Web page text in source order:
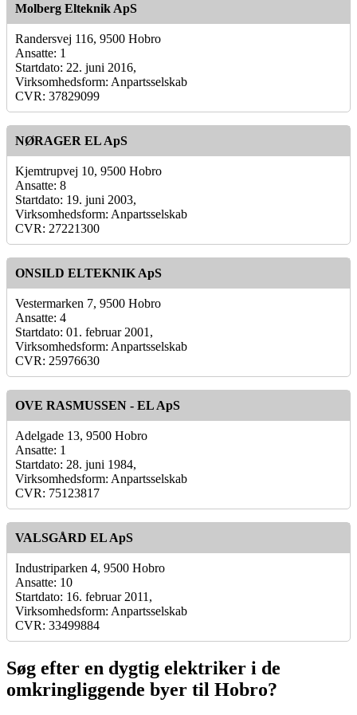
Molberg Elteknik ApS
Randersvej 116, 9500 Hobro
Ansatte: 1
Startdato: 22. juni 2016,
Virksomhedsform: Anpartsselskab
CVR: 37829099
NØRAGER EL ApS
Kjemtrupvej 10, 9500 Hobro
Ansatte: 8
Startdato: 19. juni 2003,
Virksomhedsform: Anpartsselskab
CVR: 27221300
ONSILD ELTEKNIK ApS
Vestermarken 7, 9500 Hobro
Ansatte: 4
Startdato: 01. februar 2001,
Virksomhedsform: Anpartsselskab
CVR: 25976630
OVE RASMUSSEN - EL ApS
Adelgade 13, 9500 Hobro
Ansatte: 1
Startdato: 28. juni 1984,
Virksomhedsform: Anpartsselskab
CVR: 75123817
VALSGÅRD EL ApS
Industriparken 4, 9500 Hobro
Ansatte: 10
Startdato: 16. februar 2011,
Virksomhedsform: Anpartsselskab
CVR: 33499884
Søg efter en dygtig elektriker i de
omkringliggende byer til Hobro?